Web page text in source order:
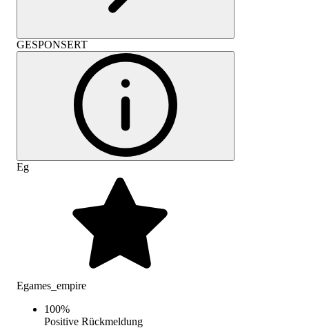
GESPONSERT
Eg
Egames_empire
100%
Positive Rückmeldung